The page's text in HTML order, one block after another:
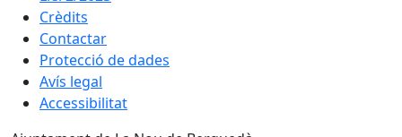
Crèdits
Contactar
Protecció de dades
Avís legal
Accessibilitat